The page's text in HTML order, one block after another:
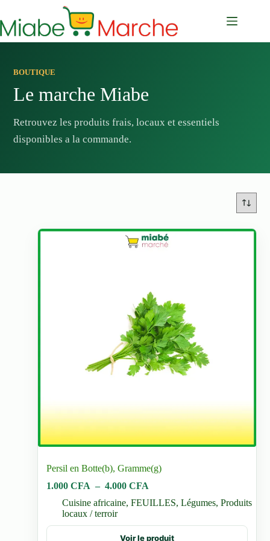
contenu
BOUTIQUE
Le marche Miabe
Retrouvez les produits frais, locaux et essentiels
disponibles a la commande.
Persil en Botte(b), Gramme(g)
1.000CFA – 4.000CFA
prix :
à
Cuisine africaine,FEUILLES,Légumes,Produits
locaux / terroir
Voir le produit
Ce